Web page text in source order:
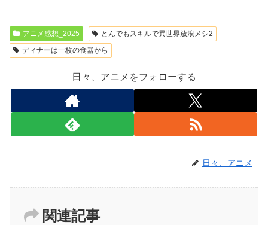
アニメ感想_2025
とんでもスキルで異世界放浪メシ2
ディナーは一枚の食器から
日々、アニメをフォローする
日々、アニメ
関連記事